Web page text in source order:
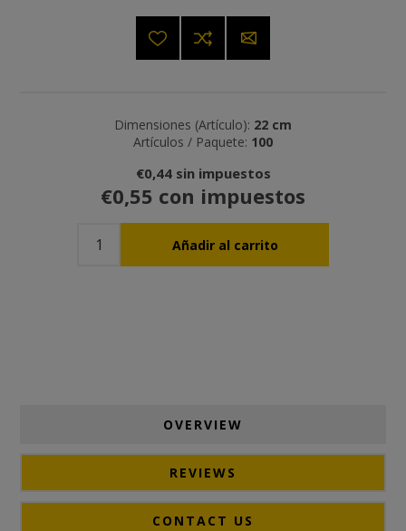
Dimensiones (Artículo): 22 cm
Artículos / Paquete: 100
€0,44 sin impuestos
€0,55 con impuestos
OVERVIEW
REVIEWS
CONTACT US